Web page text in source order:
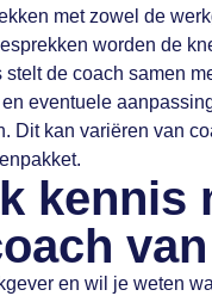
met zowel de
worden de
stelt de coach samen
en eventuele
Dit kan variëren van
kennis
en wil je weten